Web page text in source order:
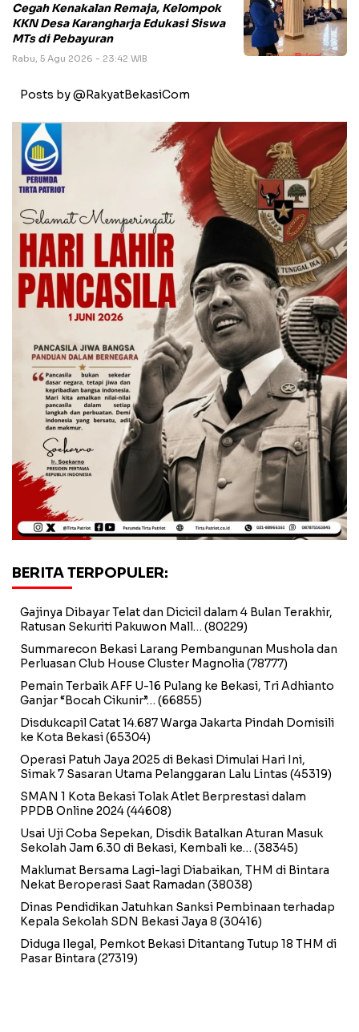
Cegah Kenakalan Remaja, Kelompok
KKN Desa Karangharja Edukasi Siswa
MTs di Pebayuran
Rabu, 5 Agu 2026 - 23:42 WIB
Posts by @RakyatBekasiCom
BERITA TERPOPULER:
Gajinya Dibayar Telat dan Dicicil dalam 4 Bulan Terakhir,
Ratusan Sekuriti Pakuwon Mall… (80229)
Summarecon Bekasi Larang Pembangunan Mushola dan
Perluasan Club House Cluster Magnolia (78777)
Pemain Terbaik AFF U-16 Pulang ke Bekasi, Tri Adhianto
Ganjar “Bocah Cikunir”… (66855)
Disdukcapil Catat 14.687 Warga Jakarta Pindah Domisili
ke Kota Bekasi(65304)
Operasi Patuh Jaya 2025 di Bekasi Dimulai Hari Ini,
Simak 7 Sasaran Utama Pelanggaran Lalu Lintas (45319)
SMAN 1 Kota Bekasi Tolak Atlet Berprestasi dalam
PPDB Online 2024(44608)
Usai Uji Coba Sepekan, Disdik Batalkan Aturan Masuk
Sekolah Jam 6.30 di Bekasi, Kembali ke… (38345)
Maklumat Bersama Lagi-lagi Diabaikan, THM di Bintara
Nekat Beroperasi Saat Ramadan (38038)
Dinas Pendidikan Jatuhkan Sanksi Pembinaan terhadap
Kepala Sekolah SDN Bekasi Jaya 8 (30416)
Diduga Ilegal, Pemkot Bekasi Ditantang Tutup 18 THM di
Pasar Bintara (27319)